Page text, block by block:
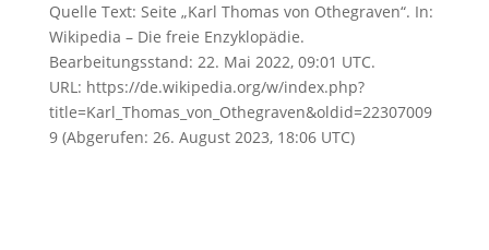
Quelle Text: Seite „Karl Thomas von Othegraven“. In:
Wikipedia – Die freie Enzyklopädie.
Bearbeitungsstand: 22. Mai 2022, 09:01 UTC.
URL: https://de.wikipedia.org/w/index.php?
title=Karl_Thomas_von_Othegraven&oldid=22307009
9 (Abgerufen: 26. August 2023, 18:06 UTC)